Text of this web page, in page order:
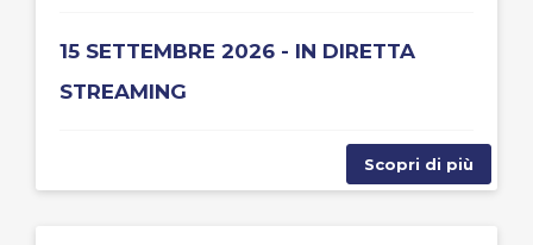
15 SETTEMBRE 2026 - IN DIRETTA
STREAMING
Scopri di più